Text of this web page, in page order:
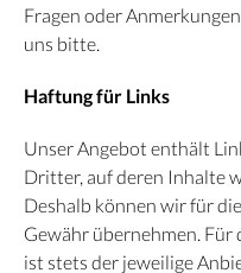
Fragen oder
uns bitte.
Haftung für Links
Unser Angebot enthält
Dritter, auf deren Inhalte
Deshalb können wir für
Gewähr übernehmen.
ist stets der jeweilige